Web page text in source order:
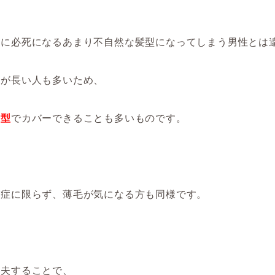
必死になるあまり不自然な髪型になってしまう男性とは
長い人も多いため、
でカバーできることも多いものです。
に限らず、薄毛が気になる方も同様です。
することで、